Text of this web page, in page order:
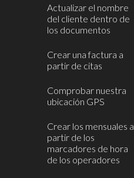
Actualizar el nombre
del cliente dentro de
los documentos
Crear una factura a
partir de citas
Comprobar nuestra
ubicación GPS
Crear los mensuales a
partir de los
marcadores de hora
de los operadores